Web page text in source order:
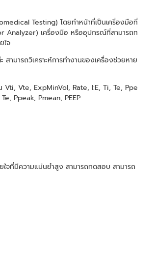
Testing) โดยทำหน้าที่เป็นเครื่องมือที่
Analyzer) เครื่องมือ หรืออุปกรณ์ที่สามารถท
ใจ
ามารถวิเคราะห์การทำงานของเครื่องช่วยหาย
Vti, Vte, ExpMinVol, Rate, I:E, Ti, Te, Ppe
Ppeak, Pmean, PEEP
ใจที่มีความแม่นยำสูง สามารถทดสอบ สามารถ